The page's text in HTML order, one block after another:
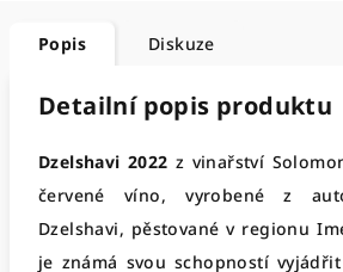
Popis Diskuze
Detailní popis produktu
Dzelshavi 2022 z vinařství
červené víno, vyrobené z
Dzelshavi, pěstované v regionu
je známá svou schopností